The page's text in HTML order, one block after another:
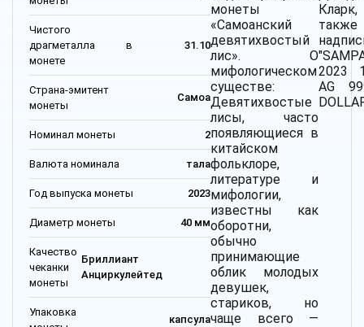
Чистого
драгметалла в
монете
31.10
Страна-эмитент
монеты
Самоа
Номинал монеты 2
Валюта номинала тала
Год выпуска монеты 2023
Диаметр монеты 40 мм
Качество
чеканки
монеты
Бриллиант
Анциркулейтед
Упаковка
капсула
монеты
«Самоанский
девятихвостый
лис». О
мифологическом
существе:
Девятихвостые
лисы, часто
появляющиеся в
китайском
фольклоре,
литературе и
мифологии,
известны как
оборотни,
обычно
принимающие
облик молодых
девушек,
стариков, но
чаще всего —
также
2023
AG